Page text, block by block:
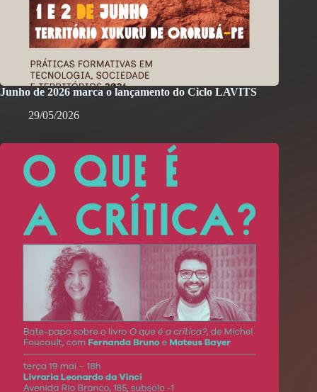
Junho de 2026 marca o lançamento do Ciclo LAVITS
29/05/2026